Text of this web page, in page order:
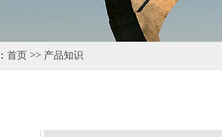
首页 >> 产品知识